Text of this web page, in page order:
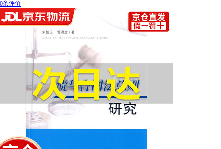
0条评价